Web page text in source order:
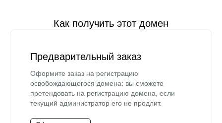
Как получить этот домен
Предварительный заказ
Оформите заказ на регистрацию
освобождающегося домена: вы сможете
претендовать на регистрацию домена, если
текущий администратор его не продлит.